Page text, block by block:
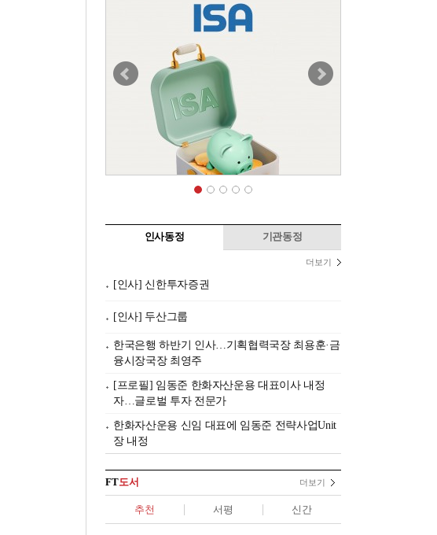
인사동정 기관동정
더보기
[인사] 신한투자증권
[인사] 두산그룹
한국은행 하반기 인사…기획협력국장 최용훈·금
융시장국장 최영주
[프로필] 임동준 한화자산운용 대표이사 내정
자…글로벌 투자 전문가
한화자산운용 신임 대표에 임동준 전략사업Unit
장 내정
FT도서 더보기
추천 서평 신간